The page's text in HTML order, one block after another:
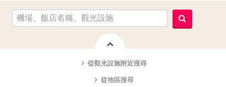
從觀光設施附近搜尋
從地區搜尋